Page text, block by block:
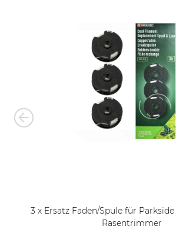
3 x Ersatz Faden/Spule für
Rasentrimmer